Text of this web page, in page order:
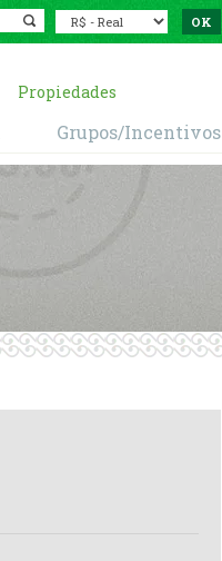
Propiedades
Grupos/Incentivos